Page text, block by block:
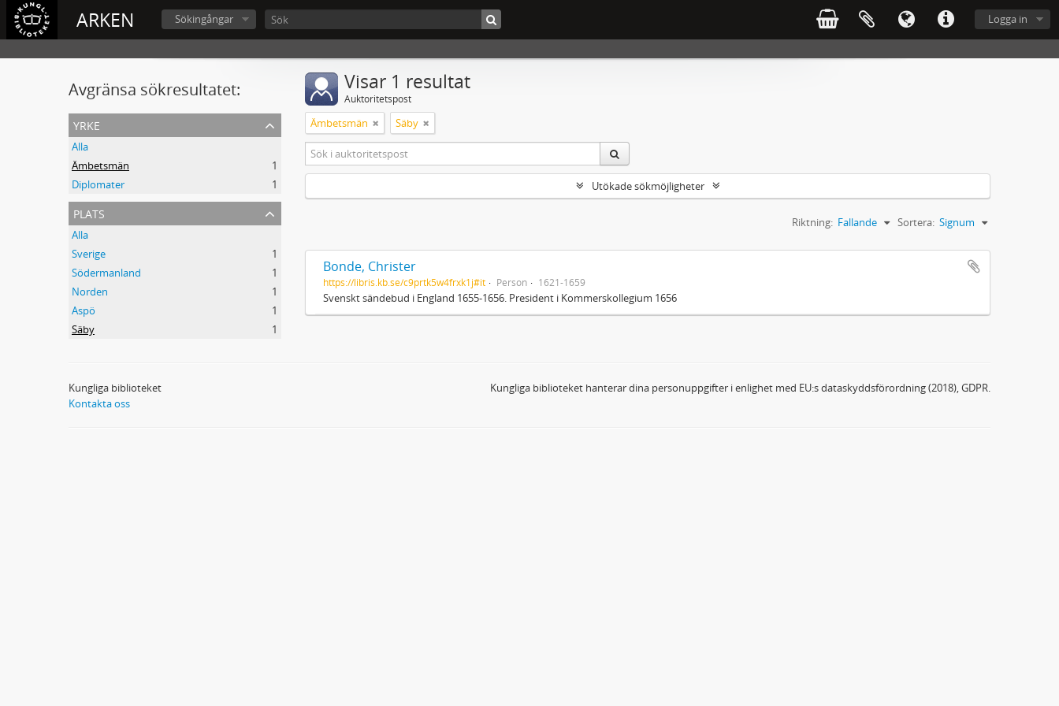
ARKEN Logga in
Sökingångar
Avgränsa sökresultatet:
yrke
Alla
Ämbetsmän
1
Diplomater
1
plats
Alla
Sverige
1
Södermanland
1
Norden
1
Aspö
1
Säby
1
Visar 1 resultat
Auktoritetspost
Ämbetsmän Säby
Utökade sökmöjligheter
Sortera: Signum
Riktning: Fallande
Bonde, Christer
https://libris.kb.se/c9prtk5w4frxk1j#it Person 1621-1659
Svenskt sändebud i England 1655-1656. President i Kommerskollegium 1656
Kungliga biblioteket
Kontakta oss
Kungliga biblioteket hanterar dina personuppgifter i enlighet med EU:s dataskyddsförordning (2018), GDPR.